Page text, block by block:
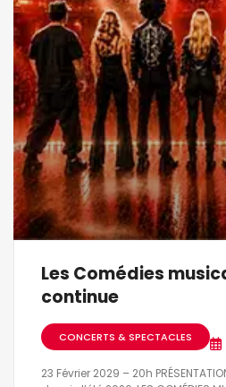
Les Comédies
continue
CONCERTS & SPECTACLES
23 Février 2029 – 20h